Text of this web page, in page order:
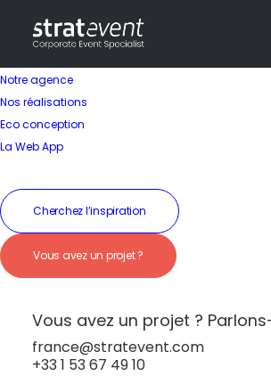
Notre agence
Nos réalisations
Eco conception
La Web App
Cherchez l’inspiration
Vous avez un projet ?
Vous avez un projet ?
france@stratevent.com
+33 1 53 67 49 10
Une nature
préservée et
sauvage
In |
couper le souffle.